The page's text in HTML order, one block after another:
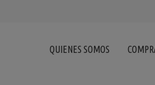
QUIENES SOMOS